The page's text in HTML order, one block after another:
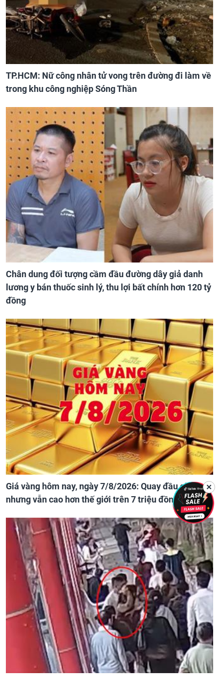
TP.HCM: Nữ công nhân tử vong trên đường đi làm về
trong khu công nghiệp Sóng Thần
Chân dung đối tượng cầm đầu đường dây giả danh
lương y bán thuốc sinh lý, thu lợi bất chính hơn 120 tỷ
đồng
Giá vàng hôm nay, ngày 7/8/2026: Quay đầu giảm
nhưng vẫn cao hơn thế giới trên 7 triệu đồng
✕